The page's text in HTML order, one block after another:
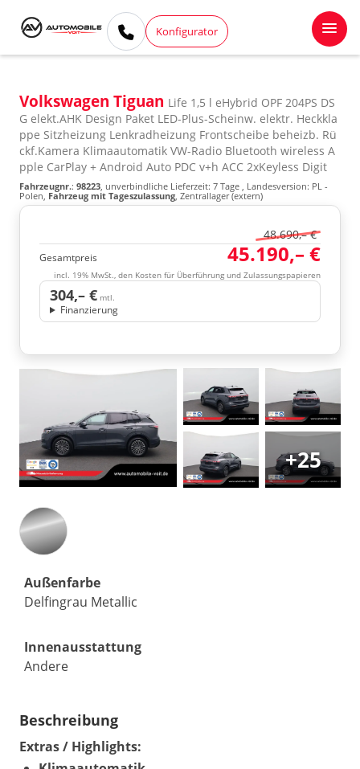
Konfigurator
Volkswagen Tiguan Life 1,5 l eHybrid OPF 204PS DS
G elekt.AHK Design Paket LED-Plus-Scheinw. elektr. Heckkla
ppe Sitzheizung Lenkradheizung Frontscheibe beheizb. Rü
ckf.Kamera Klimaautomatik VW-Radio Bluetooth wireless A
pple CarPlay + Android Auto PDC v+h ACC 2xKeyless Digit
Fahrzeugnr.: 98223, unverbindliche Lieferzeit: 7 Tage , Landesversion: PL -
Polen, Fahrzeug mit Tageszulassung, Zentrallager (extern)
48.690,– €
Gesamtpreis 45.190,– €
incl. 19% MwSt., den Kosten für Überführung und Zulassungspapieren
304,– € mtl.
Finanzierung
+25
Außenfarbe
Delfingrau Metallic
Innenausstattung
Andere
Beschreibung
Extras / Highlights: